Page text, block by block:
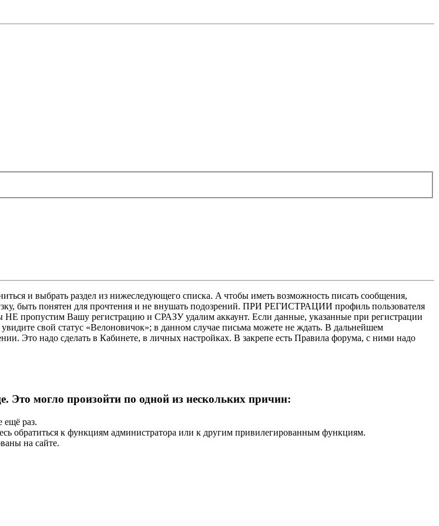
и выбрать раздел из нижеследующего списка. A чтобы иметь возможность писать сообщения,
быть понятен для прочтения и не внушать подозрений. ПРИ РЕГИСТРАЦИИ профиль пользователя
пропустим Вашу регистрацию и СРАЗУ удалим аккаунт. Если данные, указанные при регистрации
свой статус «Велоновичок»; в данном случае письма можете не ждать. В дальнейшем
Это надо сделать в Кабинете, в личных настройках. В закрепе есть Правила форума, с ними надо
Это могло произойти по одной из нескольких причин:
ещё раз.
обратиться к функциям администратора или к другим привилегированным функциям.
на сайте.